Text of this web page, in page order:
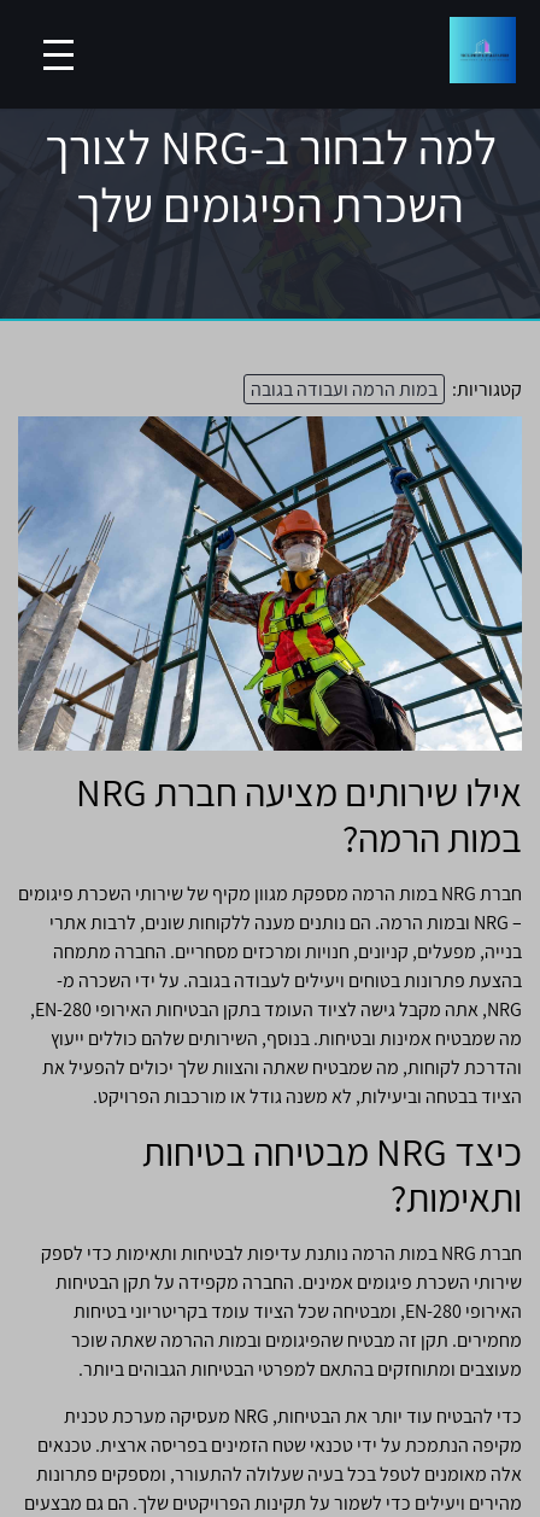
למה לבחור ב-NRG לצורך
השכרת הפיגומים שלך
קטגוריות: במות הרמה ועבודה בגובה
אילו שירותים מציעה חברת NRG
במות הרמה?
חברת NRG במות הרמה מספקת מגוון מקיף של שירותי השכרת פיגומים
– NRG ובמות הרמה. הם נותנים מענה ללקוחות שונים, לרבות אתרי
בנייה, מפעלים, קניונים, חנויות ומרכזים מסחריים. החברה מתמחה
בהצעת פתרונות בטוחים ויעילים לעבודה בגובה. על ידי השכרה מ-
NRG, אתה מקבל גישה לציוד העומד בתקן הבטיחות האירופי EN-280,
מה שמבטיח אמינות ובטיחות. בנוסף, השירותים שלהם כוללים ייעוץ
והדרכת לקוחות, מה שמבטיח שאתה והצוות שלך יכולים להפעיל את
הציוד בבטחה וביעילות, לא משנה גודל או מורכבות הפרויקט.
כיצד NRG מבטיחה בטיחות
ותאימות?
חברת NRG במות הרמה נותנת עדיפות לבטיחות ותאימות כדי לספק
שירותי השכרת פיגומים אמינים. החברה מקפידה על תקן הבטיחות
האירופי EN-280, ומבטיחה שכל הציוד עומד בקריטריוני בטיחות
מחמירים. תקן זה מבטיח שהפיגומים ובמות ההרמה שאתה שוכר
מעוצבים ומתוחזקים בהתאם למפרטי הבטיחות הגבוהים ביותר.
כדי להבטיח עוד יותר את הבטיחות, NRG מעסיקה מערכת טכנית
מקיפה הנתמכת על ידי טכנאי שטח הזמינים בפריסה ארצית. טכנאים
אלה מאומנים לטפל בכל בעיה שעלולה להתעורר, ומספקים פתרונות
מהירים ויעילים כדי לשמור על תקינות הפרויקטים שלך. הם גם מבצעים